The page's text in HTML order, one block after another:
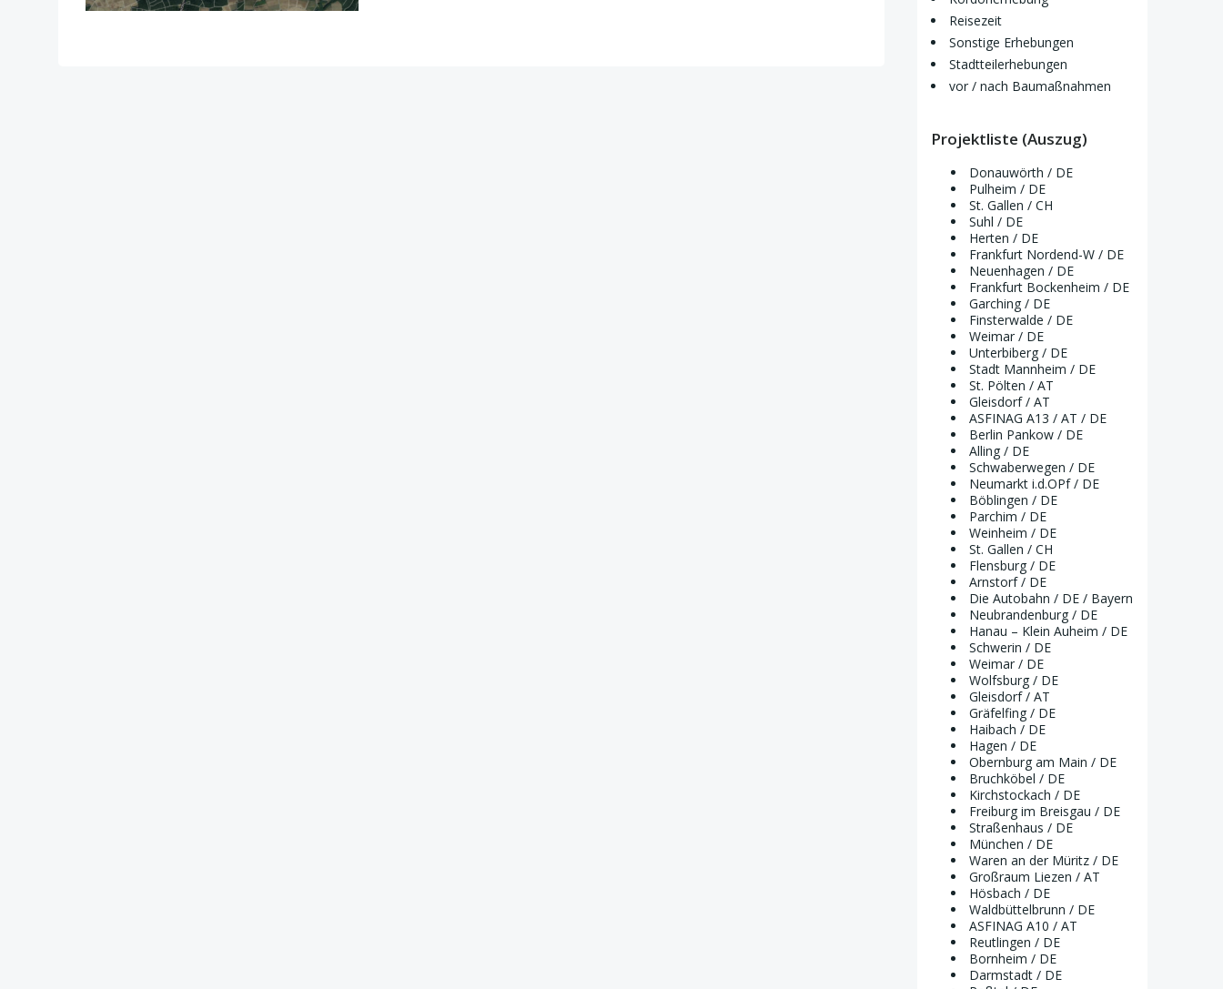
Reisezeit
Sonstige Erhebungen
Stadtteilerhebungen
vor / nach Baumaßnahmen
Projektliste (Auszug)
Donauwörth / DE
Pulheim / DE
St. Gallen / CH
Suhl / DE
Herten / DE
Frankfurt Nordend-W / DE
Neuenhagen / DE
Frankfurt Bockenheim / DE
Garching / DE
Finsterwalde / DE
Weimar / DE
Unterbiberg / DE
Stadt Mannheim / DE
St. Pölten / AT
Gleisdorf / AT
ASFINAG A13 / AT / DE
Berlin Pankow / DE
Alling / DE
Schwaberwegen / DE
Neumarkt i.d.OPf / DE
Böblingen / DE
Parchim / DE
Weinheim / DE
St. Gallen / CH
Flensburg / DE
Arnstorf / DE
Die Autobahn / DE / Bayern
Neubrandenburg / DE
Hanau – Klein Auheim / DE
Schwerin / DE
Weimar / DE
Wolfsburg / DE
Gleisdorf / AT
Gräfelfing / DE
Haibach / DE
Hagen / DE
Obernburg am Main / DE
Bruchköbel / DE
Kirchstockach / DE
Freiburg im Breisgau / DE
Straßenhaus / DE
München / DE
Waren an der Müritz / DE
Großraum Liezen / AT
Hösbach / DE
Waldbüttelbrunn / DE
ASFINAG A10 / AT
Reutlingen / DE
Bornheim / DE
Darmstadt / DE